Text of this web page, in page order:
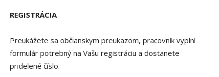
REGISTRÁCIA
Preukážete sa občianskym preukazom, pracovník vyplní
formulár potrebný na Vašu registráciu a dostanete
pridelené číslo.